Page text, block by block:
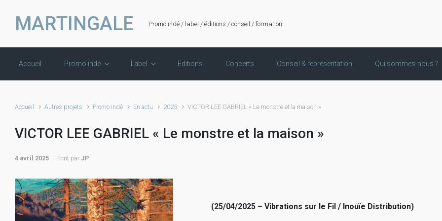
MARTINGALE Promo indé / label / éditions / conseil / formation
Accueil Promo indé Label Editions Concerts Conseil & représentation Qui sommes-nous ?
Accueil Autres projets Promo indé En actu 2025 VICTOR LEE GABRIEL « Le monstre et la maison »
VICTOR LEE GABRIEL « Le monstre et la maison »
4 avril 2025 Ecrit par JP
(25/04/2025 – Vibrations sur le Fil / Inouïe Distribution)